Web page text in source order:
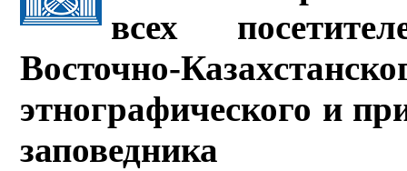
всех
Восточно-
этнографического и
заповедника